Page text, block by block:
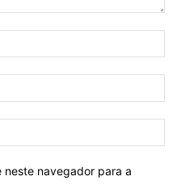
neste navegador para a